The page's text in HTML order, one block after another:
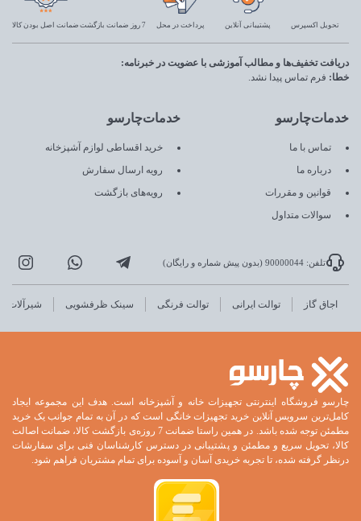
تحویل اکسپرس پشتیبانی آنلاین پرداخت در محل 7 روز ضمانت بازگشت ضمانت اصل بودن کالا
خدمات‌چارسو
تماس با ما
درباره ما
قوانین و مقررات
سوالات متداول
خدمات‌چارسو
خرید اقساطی لوازم آشپزخانه
رویه ارسال سفارش
رویه‌های بازگشت
دریافت تخفیف‌ها و مطالب آموزشی با عضویت در خبرنامه:
خطا: فرم تماس پیدا نشد.
تلفن: 90000044 (بدون پیش شماره و رایگان)
اجاق گاز توالت ایرانی توالت فرنگی سینک ظرفشویی شیرآلات
چارسو فروشگاه اینترنتی تجهیزات خانه و آشپزخانه است. هدف این مجموعه ایجاد
کامل‌ترین سرویس آنلاین خرید تجهیزات خانگی است که در آن به تمام جوانب یک خرید
مطمئن توجه شده باشد. در همین راستا ضمانت 7 روزه‌ی بازگشت کالا، ضمانت اصالت
کالا، تحویل سریع و مطمئن و پشتیبانی در دسترس کارشناسان فنی برای سفارشات
درنظر گرفته شده، تا تجربه خریدی آسان و آسوده برای تمام مشتریان فراهم شود.